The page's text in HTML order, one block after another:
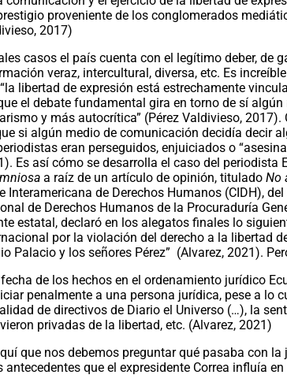
proveniente de los conglomerados
2017)
casos el país cuenta con el legítimo deber, de
veraz, intercultural, diversa, etc. Es
libertad de expresión está estrechamente
el debate fundamental gira en torno de sí
y más autocrítica” (Pérez Valdivieso,
si algún medio de comunicación decidía decir
eran perseguidos, enjuiciados o
Es así cómo se desarrolla el caso del
a raíz de un artículo de opinión, tituladoNo
Interamericana de Derechos Humanos (CIDH),
de Derechos Humanos de la Procuraduría
estatal, declaró en los alegatos finales lo
por la violación del derecho a la libertad
Palacio y los señores Pérez” (Alvarez, 2021).
de los hechos en el ordenamiento jurídico
penalmente a una persona jurídica, pese a lo
de directivos de Diario el Universo (…), la
privadas de la libertad, etc. (Alvarez, 2021)
que nos debemos preguntar qué pasaba con
antecedentes que el expresidente Correa influía